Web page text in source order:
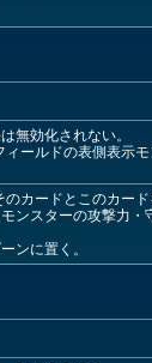
無効化されない。
ールドの表側表示
カードとこのカー
ンスターの攻撃力・
ンに置く。